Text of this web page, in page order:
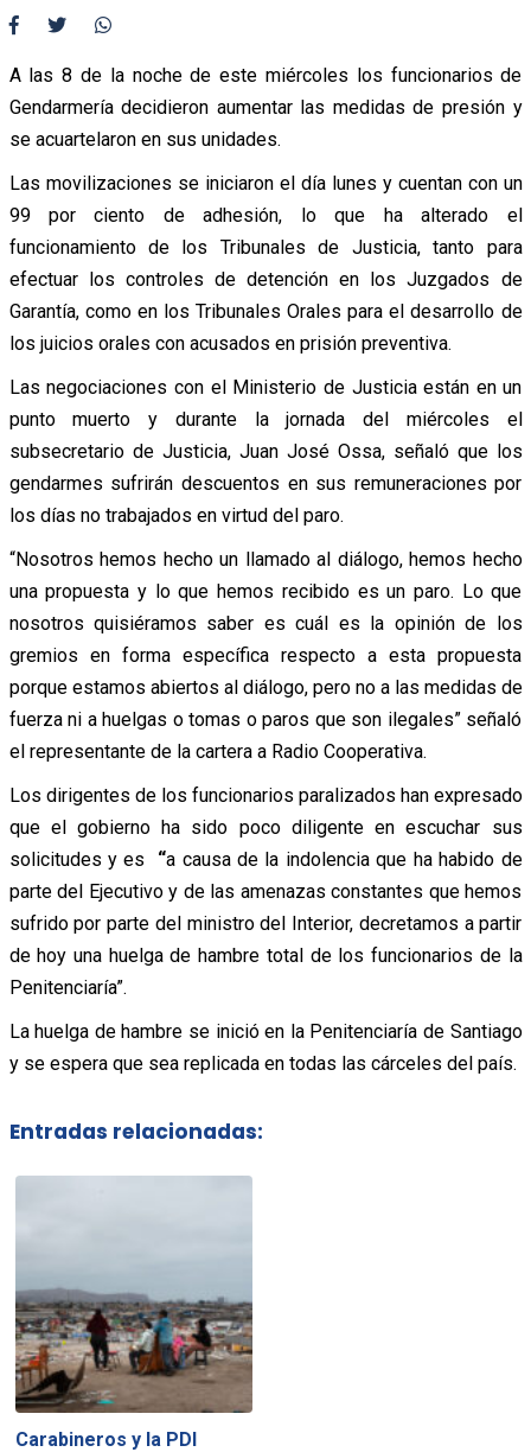
A las 8 de la noche de este miércoles los funcionarios de
Gendarmería decidieron aumentar las medidas de presión y
se acuartelaron en sus unidades.
Las movilizaciones se iniciaron el día lunes y cuentan con un
99 por ciento de adhesión, lo que ha alterado el
funcionamiento de los Tribunales de Justicia, tanto para
efectuar los controles de detención en los Juzgados de
Garantía, como en los Tribunales Orales para el desarrollo de
los juicios orales con acusados en prisión preventiva.
Las negociaciones con el Ministerio de Justicia están en un
punto muerto y durante la jornada del miércoles el
subsecretario de Justicia, Juan José Ossa, señaló que los
gendarmes sufrirán descuentos en sus remuneraciones por
los días no trabajados en virtud del paro.
“Nosotros hemos hecho un llamado al diálogo, hemos hecho
una propuesta y lo que hemos recibido es un paro. Lo que
nosotros quisiéramos saber es cuál es la opinión de los
gremios en forma específica respecto a esta propuesta
porque estamos abiertos al diálogo, pero no a las medidas de
fuerza ni a huelgas o tomas o paros que son ilegales” señaló
el representante de la cartera a Radio Cooperativa.
Los dirigentes de los funcionarios paralizados han expresado
que el gobierno ha sido poco diligente en escuchar sus
solicitudes y es
“a causa de la indolencia que ha habido de
parte del Ejecutivo y de las amenazas constantes que hemos
sufrido por parte del ministro del Interior, decretamos a partir
de hoy una huelga de hambre total de los funcionarios de la
Penitenciaría”.
La huelga de hambre se inició en la Penitenciaría de Santiago
y se espera que sea replicada en todas las cárceles del país.
Entradas relacionadas:
Carabineros y la PDI